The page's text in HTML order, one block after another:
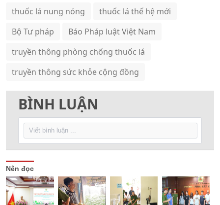
thuốc lá nung nóng
thuốc lá thế hệ mới
Bộ Tư pháp
Báo Pháp luật Việt Nam
truyền thông phòng chống thuốc lá
truyền thông sức khỏe cộng đồng
BÌNH LUẬN
Nên đọc